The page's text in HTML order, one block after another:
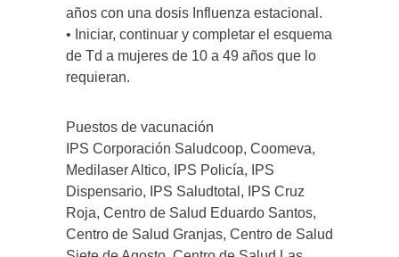
años con una dosis Influenza estacional.
• Iniciar, continuar y completar el esquema
de Td a mujeres de 10 a 49 años que lo
requieran.
Puestos de vacunación
IPS Corporación Saludcoop, Coomeva,
Medilaser Altico, IPS Policía, IPS
Dispensario, IPS Saludtotal, IPS Cruz
Roja, Centro de Salud Eduardo Santos,
Centro de Salud Granjas, Centro de Salud